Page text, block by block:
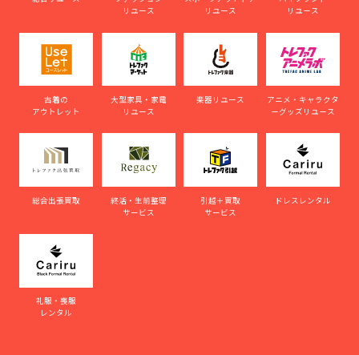
リユース
リユース
リユース
古着の
アウトレット
大型家具・家電
リユース
楽器リユース
アニメ・キャラクタ
ーグッズリユース
総合出張買取
終活・生前整理
サービス
引越＋買取
サービス
ドレスレンタル
礼服・喪服
レンタル